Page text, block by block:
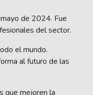
de 2024. Fue
del sector.
el mundo.
al futuro de las
que mejoren la